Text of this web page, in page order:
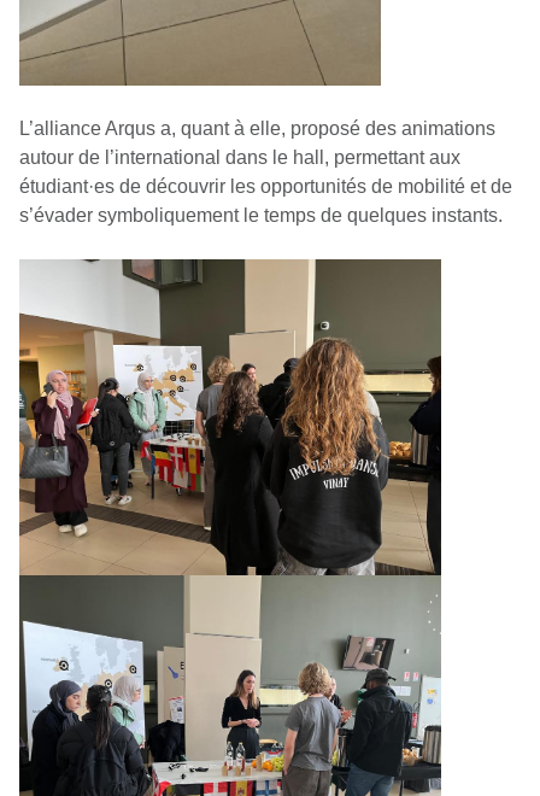
L’alliance Arqus a, quant à elle, proposé des animations
autour de l’international dans le hall, permettant aux
étudiant·es de découvrir les opportunités de mobilité et de
s’évader symboliquement le temps de quelques instants.